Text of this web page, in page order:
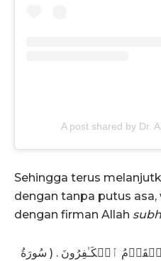
A post shared by Dr.
Sehingga terus
dengan tanpa putus
dengan firman Allah
ٱلۡكَـٰفِرُونَ . ( سُورَةُ